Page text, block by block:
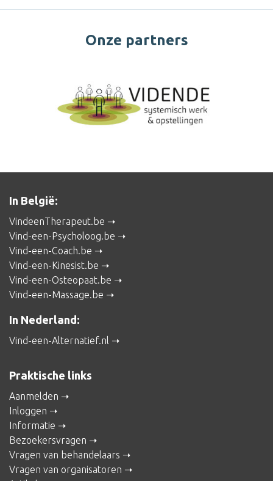
Onze partners
In België:
VindeenTherapeut.be
Vind-een-Psycholoog.be
Vind-een-Coach.be
Vind-een-Kinesist.be
Vind-een-Osteopaat.be
Vind-een-Massage.be
In Nederland:
Vind-een-Alternatief.nl
Praktische links
Aanmelden
Inloggen
Informatie
Bezoekersvragen
Vragen van behandelaars
Vragen van organisatoren